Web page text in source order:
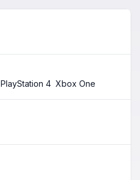
PlayStation 4 Xbox One